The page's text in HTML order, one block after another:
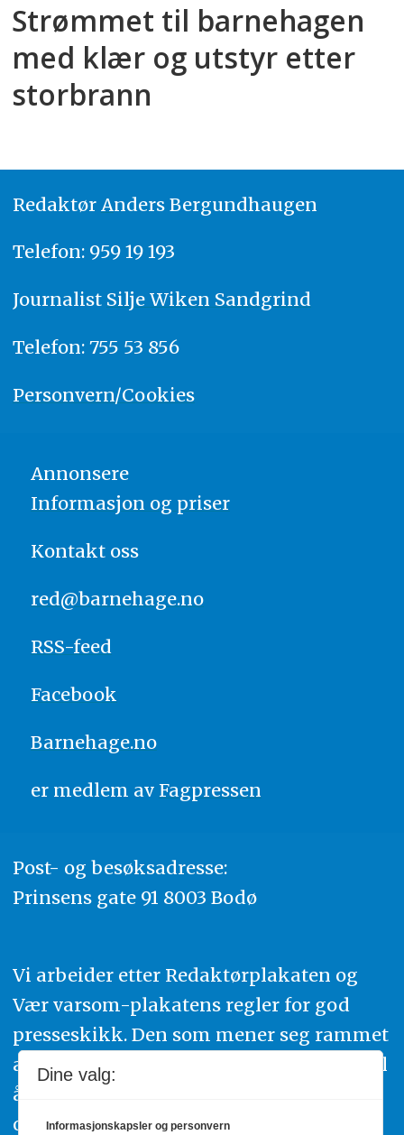
Strømmet til barnehagen
med klær og utstyr etter
storbrann
Redaktør Anders Bergundhaugen
Telefon: 959 19 193
Journalist Silje Wiken Sandgrind
Telefon: 755 53 856
Personvern/Cookies
Annonsere
Informasjon og priser
Kontakt oss
red@barnehage.no
RSS-feed
Facebook
Barnehage.no
er medlem av Fagpressen
Post- og besøksadresse:
Prinsens gate 91 8003 Bodø
Vi arbeider etter Redaktørplakaten og
Vær varsom-plakatens regler for god
presseskikk. Den som mener seg rammet
av urettmessig publisering, oppfordres til
å ta kontakt med redaksjonen. Du kan
også klage inn saker til Pressens Faglige
Dine valg:
Informasjonskapsler og personvern